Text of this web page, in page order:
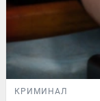
КРИМИНАЛ